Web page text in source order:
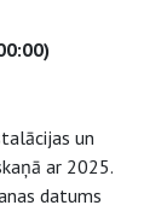
un
ar 2025.
datums